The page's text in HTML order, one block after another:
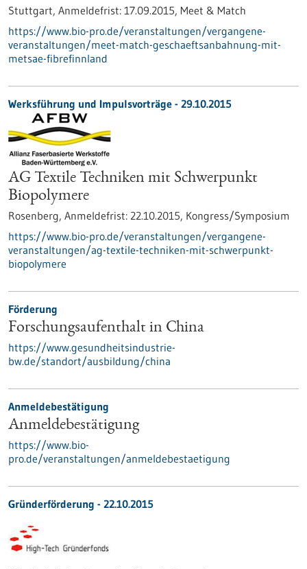
Stuttgart, Anmeldefrist: 17.09.2015, Meet & Match
https://www.bio-pro.de/veranstaltungen/vergangene-
veranstaltungen/meet-match-geschaeftsanbahnung-mit-
metsae-fibrefinnland
Werksführung und Impulsvorträge - 29.10.2015
AG Textile Techniken mit Schwerpunkt
Biopolymere
Rosenberg, Anmeldefrist: 22.10.2015, Kongress/Symposium
https://www.bio-pro.de/veranstaltungen/vergangene-
veranstaltungen/ag-textile-techniken-mit-schwerpunkt-
biopolymere
Förderung
Forschungsaufenthalt in China
https://www.gesundheitsindustrie-
bw.de/standort/ausbildung/china
Anmeldebestätigung
Anmeldebestätigung
https://www.bio-
pro.de/veranstaltungen/anmeldebestaetigung
Gründerförderung - 22.10.2015